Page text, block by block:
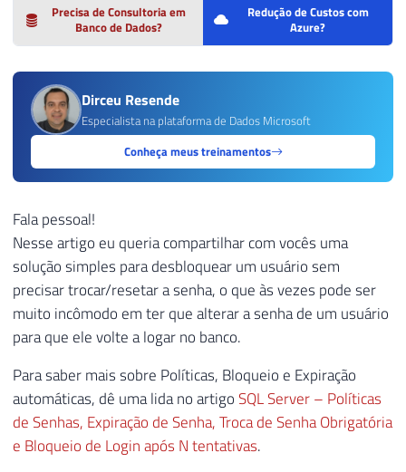
Precisa de Consultoria em
Banco de Dados?
Redução de Custos com
Azure?
Dirceu Resende
Especialista na plataforma de Dados Microsoft
Conheça meus treinamentos
Fala pessoal!
Nesse artigo eu queria compartilhar com vocês uma
solução simples para desbloquear um usuário sem
precisar trocar/resetar a senha, o que às vezes pode ser
muito incômodo em ter que alterar a senha de um usuário
para que ele volte a logar no banco.
Para saber mais sobre Políticas, Bloqueio e Expiração
automáticas, dê uma lida no artigoSQL Server – Políticas
de Senhas, Expiração de Senha, Troca de Senha Obrigatória
e Bloqueio de Login após N tentativas.